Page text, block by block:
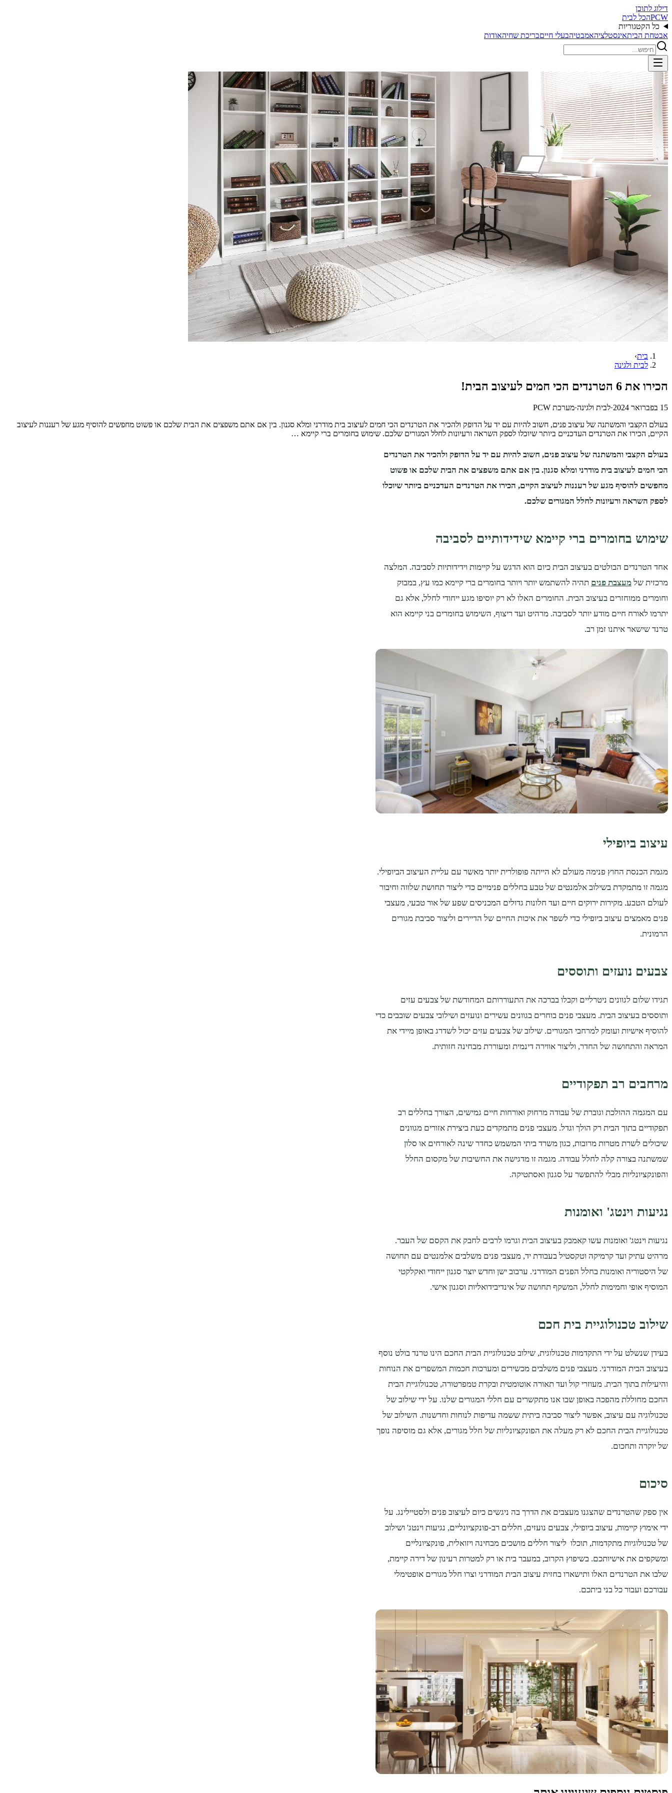
דילוג לתוכן
PCWהכל לבית
כל הקטגוריות
אבטחת הביתאינסטלציהאמבטיהבעלי חייםבריכת שחיהאודות
בית›
לבית ולגינה
הכירו את 6 הטרנדים הכי חמים לעיצוב הבית!
15 בפברואר 2024 ·לבית ולגינה·מערכת PCW
בעולם הקצבי והמשתנה של עיצוב פנים, חשוב להיות עם יד על הדופק ולהכיר את הטרנדים הכי חמים לעיצוב בית מודרני ומלא סגנון. בין אם אתם משפצים את הבית שלכם או פשוט מחפשים להוסיף מגע של רעננות לעיצוב
הקיים, הכירו את הטרנדים העדכניים ביותר שיוכלו לספק השראה ורעיונות לחלל המגורים שלכם. שימוש בחומרים ברי קיימא …
בעולם הקצבי והמשתנה של עיצוב פנים, חשוב להיות עם יד על הדופק ולהכיר את הטרנדים
הכי חמים לעיצוב בית מודרני ומלא סגנון. בין אם אתם משפצים את הבית שלכם או פשוט
מחפשים להוסיף מגע של רעננות לעיצוב הקיים, הכירו את הטרנדים העדכניים ביותר שיוכלו
לספק השראה ורעיונות לחלל המגורים שלכם.
שימוש בחומרים ברי קיימא שידידותיים לסביבה
אחד הטרנדים הבולטים בעיצוב הבית כיום הוא הדגש על קיימות וידידותיות לסביבה. המלצה
מרכזית של מעצבת פנים תהיה להשתמש יותר ויותר בחומרים ברי קיימא כמו עץ​​, במבוק
וחומרים ממוחזרים בעיצוב הבית. החומרים האלו לא רק יוסיפו מגע ייחודי לחלל, אלא גם
יתרמו לאורח חיים מודע יותר לסביבה. מרהיט ועד ריצוף, השימוש בחומרים בני קיימא הוא
טרנד שישאר איתנו זמן רב.
עיצוב ביופילי
מגמת הכנסת החוץ פנימה מעולם לא הייתה פופולרית יותר מאשר עם עליית העיצוב הביופילי.
מגמה זו מתמקדת בשילוב אלמנטים של טבע בחללים פנימיים כדי ליצור תחושת שלווה וחיבור
לעולם הטבע. מקירות ירוקים חיים ועד חלונות גדולים המכניסים שפע של אור טבעי, מעצבי
פנים מאמצים עיצוב ביופילי כדי לשפר את איכות החיים של הדיירים וליצור סביבת מגורים
הרמונית.
צבעים נועזים ותוססים
תגידו שלום לגוונים ניטרליים וקבלו בברכה את התעוררותם המחודשת של צבעים עזים
ותוססים בעיצוב הבית. מעצבי פנים בוחרים בגוונים עשירים ונועזים ושילובי צבעים שובבים כדי
להוסיף אישיות ועומק למרחבי המגורים. שילוב של צבעים עזים יכול לשדרג באופן מיידי את
המראה והתחושה של החדר, וליצור אווירה דינמית ומעוררת מבחינה חזותית.
מרחבים רב תפקודיים
עם המגמה ההולכת וגוברת של עבודה מרחוק ואורחות חיים גמישים, הצורך בחללים רב
תפקודיים בתוך הבית רק הולך וגדל. מעצבי פנים מתמקדים כעת ביצירת אזורים מגוונים
שיכולים לשרת מטרות מרובות, כגון משרד ביתי המשמש כחדר שינה לאורחים או סלון
שמשתנה בצורה קלה לחלל עבודה. מגמה זו מדגישה את החשיבות של מקסום החלל
והפונקציונליות מבלי להתפשר על סגנון ואסתטיקה.
נגיעות וינטג' ואומנות
נגיעות וינטג' ואומנות עשו קאמבק בעיצוב הבית וגרמו לרבים לחבק את הקסם של העבר.
מרהיט עתיק ועד קרמיקה וטקסטיל בעבודת יד, מעצבי פנים משלבים אלמנטים עם תחושה
של היסטוריה ואומנות בחלל הפנים המודרני. ערבוב ישן וחדש יוצר סגנון ייחודי ואקלקטי
המוסיף אופי וחמימות לחלל, המשקף תחושה של אינדיבידואליות וסגנון אישי.
שילוב טכנולוגיית בית חכם
בעידן שנשלט על ידי התקדמות טכנולוגית, שילוב טכנולוגיית הבית החכם הינו טרנד בולט נוסף
בעיצוב הבית המודרני. מעצבי פנים משלבים מכשירים ומערכות חכמות המשפרים את הנוחות
והיעילות בתוך הבית. מעוזרי קול ועד תאורה אוטומטית ובקרת טמפרטורה, טכנולוגיית הבית
החכם מחוללת מהפכה באופן שבו אנו מתקשרים עם חללי המגורים שלנו. על ידי שילוב של
טכנולוגיה עם עיצוב, אפשר ליצור סביבה ביתית ששמה עדיפות לנוחות וחדשנות. השילוב של
טכנולוגיית הבית החכם לא רק מעלה את הפונקציונליות של חלל מגורים, אלא גם מוסיפה נופך
של יוקרה ותחכום.
סיכום
אין ספק שהטרנדים שהצגנו מעצבים את הדרך בה ניגשים כיום לעיצוב פנים ולסטיילינג. על
ידי אימוץ קיימות, עיצוב ביופילי, צבעים נועזים, חללים רב-פונקציונליים, נגיעות וינטג' ושילוב
של טכנולוגיות מתקדמות, תוכלו ליצור חללים מושכים מבחינה ויזואלית, פונקציונליים
ומשקפים את אישיותכם. בשיפוץ הקרוב, במעבר בית או רק למטרות רעינון של דירה קיימת,
שלבו את הטרנדים האלו ותישארו בחזית עיצוב הבית המודרני וצרו חלל מגורים אופטימלי
עבורכם ועבור כל בני ביתכם.